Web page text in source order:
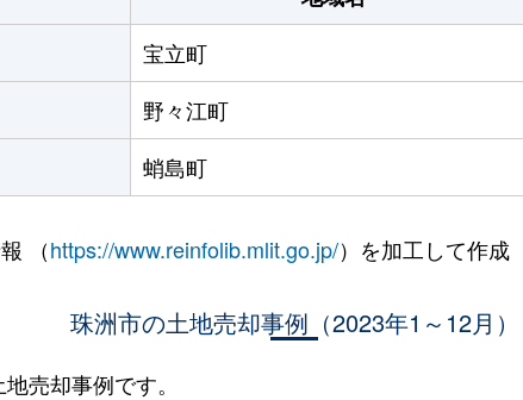
宝立町
野々江町
蛸島町
（https://www.reinfolib.mlit.go.jp/）を加工して作成
珠洲市の土地売却事例（2023年1～12月）
売却事例です。